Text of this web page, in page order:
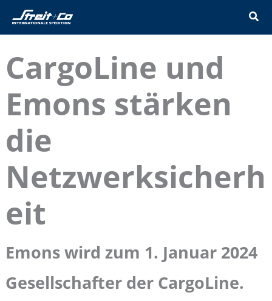
Inhalt
CargoLine und
Emons stärken
die
Netzwerksicherh
eit
Emons wird zum 1. Januar 2024
Gesellschafter der CargoLine.